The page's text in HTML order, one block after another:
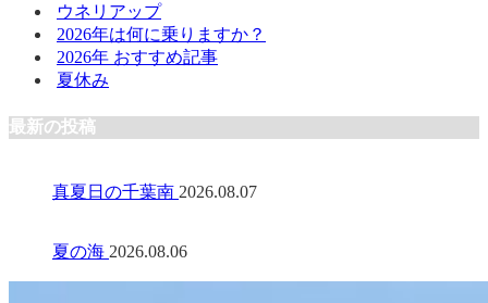
ウネリアップ
2026年は何に乗りますか？
2026年 おすすめ記事
夏休み
最新の投稿
真夏日の千葉南 2026.08.07
夏の海 2026.08.06